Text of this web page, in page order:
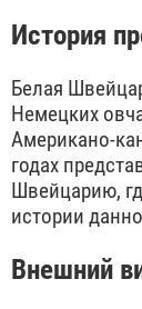
История
Белая
Немецких
Американо-
годах
Швейцарию,
истории
Внешний